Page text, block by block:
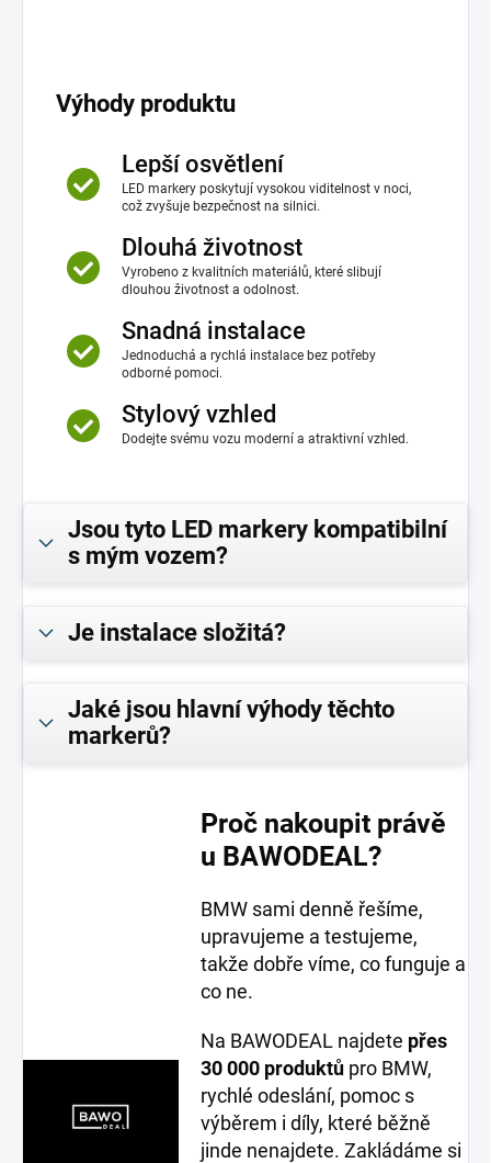
Výhody produktu
Lepší osvětlení
LED markery poskytují vysokou viditelnost v noci,
což zvyšuje bezpečnost na silnici.
Dlouhá životnost
Vyrobeno z kvalitních materiálů, které slibují
dlouhou životnost a odolnost.
Snadná instalace
Jednoduchá a rychlá instalace bez potřeby
odborné pomoci.
Stylový vzhled
Dodejte svému vozu moderní a atraktivní vzhled.
Jsou tyto LED markery kompatibilní
s mým vozem?
Je instalace složitá?
Jaké jsou hlavní výhody těchto
markerů?
Proč nakoupit právě
u BAWODEAL?
BMW sami denně řešíme,
upravujeme a testujeme,
takže dobře víme, co funguje a
co ne.
Na BAWODEAL najdete přes
30 000 produktů pro BMW,
rychlé odeslání, pomoc s
výběrem i díly, které běžně
jinde nenajdete. Zakládáme si